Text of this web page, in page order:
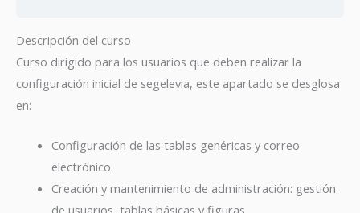
Descripción del curso
Curso dirigido para los usuarios que deben realizar la
configuración inicial de segelevia, este apartado se desglosa
en:
Configuración de las tablas genéricas y correo
electrónico.
Creación y mantenimiento de administración: gestión